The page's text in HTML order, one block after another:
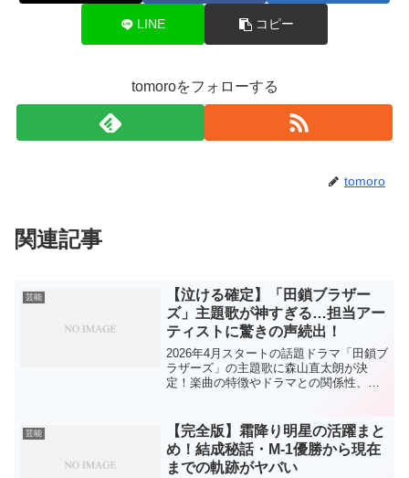
LINE コピー
tomoroをフォローする
tomoro
関連記事
芸能
【泣ける確定】「田鎖ブラザー
ズ」主題歌が神すぎる…担当アー
ティストに驚きの声続出！
2026年4月スタートの話題ドラマ「田鎖ブ
ラザーズ」の主題歌に森山直太朗が決
定！楽曲の特徴やドラマとの関係性、起
た。
芸能
【完全版】霜降り明星の活躍まと
め！結成秘話・M-1優勝から現在
までの軌跡がヤバい